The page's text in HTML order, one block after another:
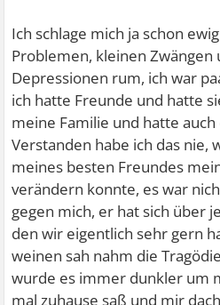
Ich schlage mich ja schon
Problemen, kleinen Zwängen
Depressionen rum, ich war
ich hatte Freunde und hatte
meine Familie und hatte
Verstanden habe ich das nie,
meines besten Freundes
verändern konnte, es war
gegen mich, er hat sich über
den wir eigentlich sehr gern
weinen sah nahm die
wurde es immer dunkler um
mal zuhause saß und mir